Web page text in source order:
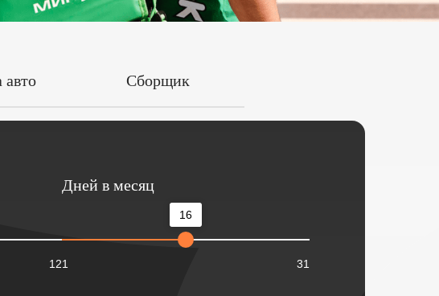
авто Сборщик
12
Дней в месяц
16
1 31